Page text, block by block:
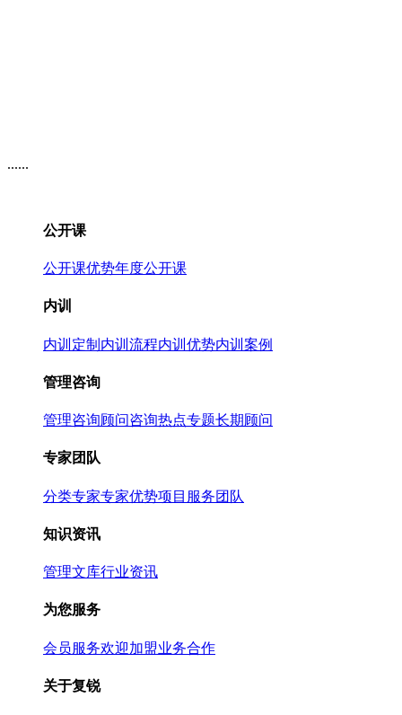
......
公开课
公开课优势年度公开课
内训
内训定制 内训流程内训优势内训案例
管理咨询
管理咨询顾问咨询热点专题长期顾问
专家团队
分类专家专家优势项目服务团队
知识资讯
管理文库行业资讯
为您服务
会员服务欢迎加盟业务合作
关于复锐